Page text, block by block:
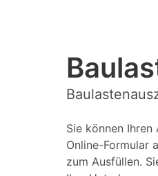
Sie können
Online-Formular
zum Ausfüllen.